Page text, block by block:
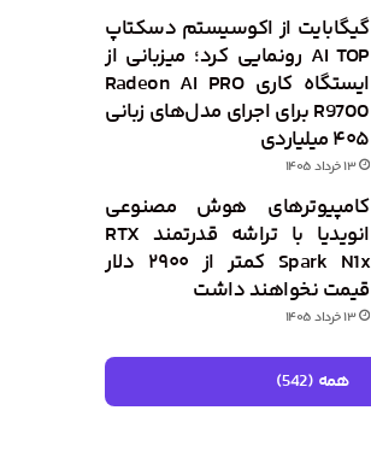
گیگابایت از اکوسیستم دسکتاپ
AI TOP رونمایی کرد؛ میزبانی از
ایستگاه کاری Radeon AI PRO
R9700 برای اجرای مدل‌های زبانی
۴۰۵ میلیاردی
۱۳ خرداد ۱۴۰۵
کامپیوترهای هوش مصنوعی
انویدیا با تراشه قدرتمند RTX
Spark N1x کمتر از ۲۹۰۰ دلار
قیمت نخواهند داشت
۱۳ خرداد ۱۴۰۵
همه (542)